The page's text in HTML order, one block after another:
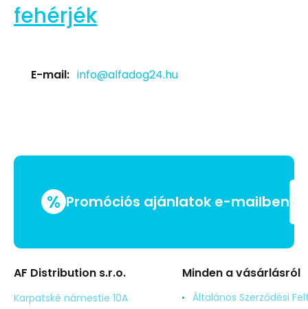
fehérjék
E-mail: info@alfadog24.hu
% Promóciós ajánlatok e-mailben
AF Distribution s.r.o.
Karpatské námestie 10A
Minden a vásárlásról
Általános Szerződési